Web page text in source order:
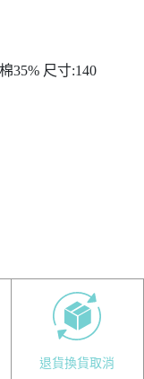
35% 尺寸:140
退貨換貨取消